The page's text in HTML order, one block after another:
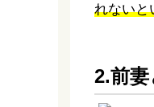
れないと
2.前